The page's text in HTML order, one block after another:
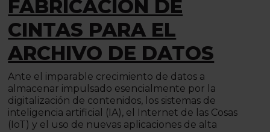
FABRICACIÓN DE
CINTAS PARA EL
ARCHIVO DE DATOS
Ante el imparable crecimiento de datos a
almacenar impulsado esencialmente por la
digitalización de contenidos, los sistemas de
inteligencia artificial (IA), el Internet de las Cosas
(IoT) y el uso de nuevas aplicaciones de alta